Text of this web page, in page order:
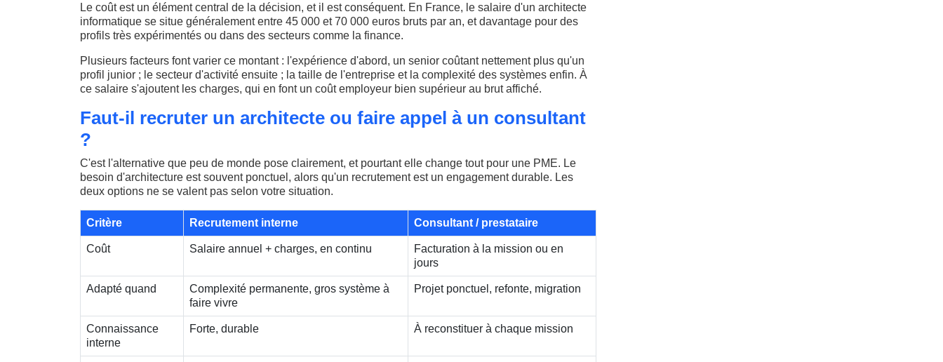
Le coût est un élément central de la décision, et il est conséquent. En France, le salaire d'un architecte
informatique se situe généralement entre 45 000 et 70 000 euros bruts par an, et davantage pour des
profils très expérimentés ou dans des secteurs comme la finance.
Plusieurs facteurs font varier ce montant : l'expérience d'abord, un senior coûtant nettement plus qu'un
profil junior ; le secteur d'activité ensuite ; la taille de l'entreprise et la complexité des systèmes enfin. À
ce salaire s'ajoutent les charges, qui en font un coût employeur bien supérieur au brut affiché.
Faut-il recruter un architecte ou faire appel à un consultant
?
C'est l'alternative que peu de monde pose clairement, et pourtant elle change tout pour une PME. Le
besoin d'architecture est souvent ponctuel, alors qu'un recrutement est un engagement durable. Les
deux options ne se valent pas selon votre situation.
Critère Recrutement interne Consultant / prestataire
Coût Salaire annuel + charges, en continu
Facturation à la mission ou en
jours
Adapté quand
Complexité permanente, gros système à
faire vivre
Projet ponctuel, refonte, migration
Connaissance
interne
Forte, durable À reconstituer à chaque mission